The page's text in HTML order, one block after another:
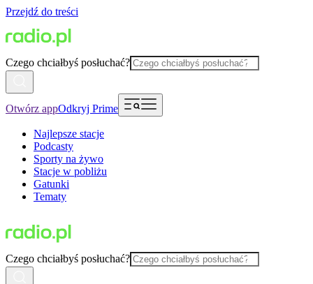
Przejdź do treści
Czego chciałbyś posłuchać?
Otwórz appOdkryj Prime
Najlepsze stacje
Podcasty
Sporty na żywo
Stacje w pobliżu
Gatunki
Tematy
Czego chciałbyś posłuchać?